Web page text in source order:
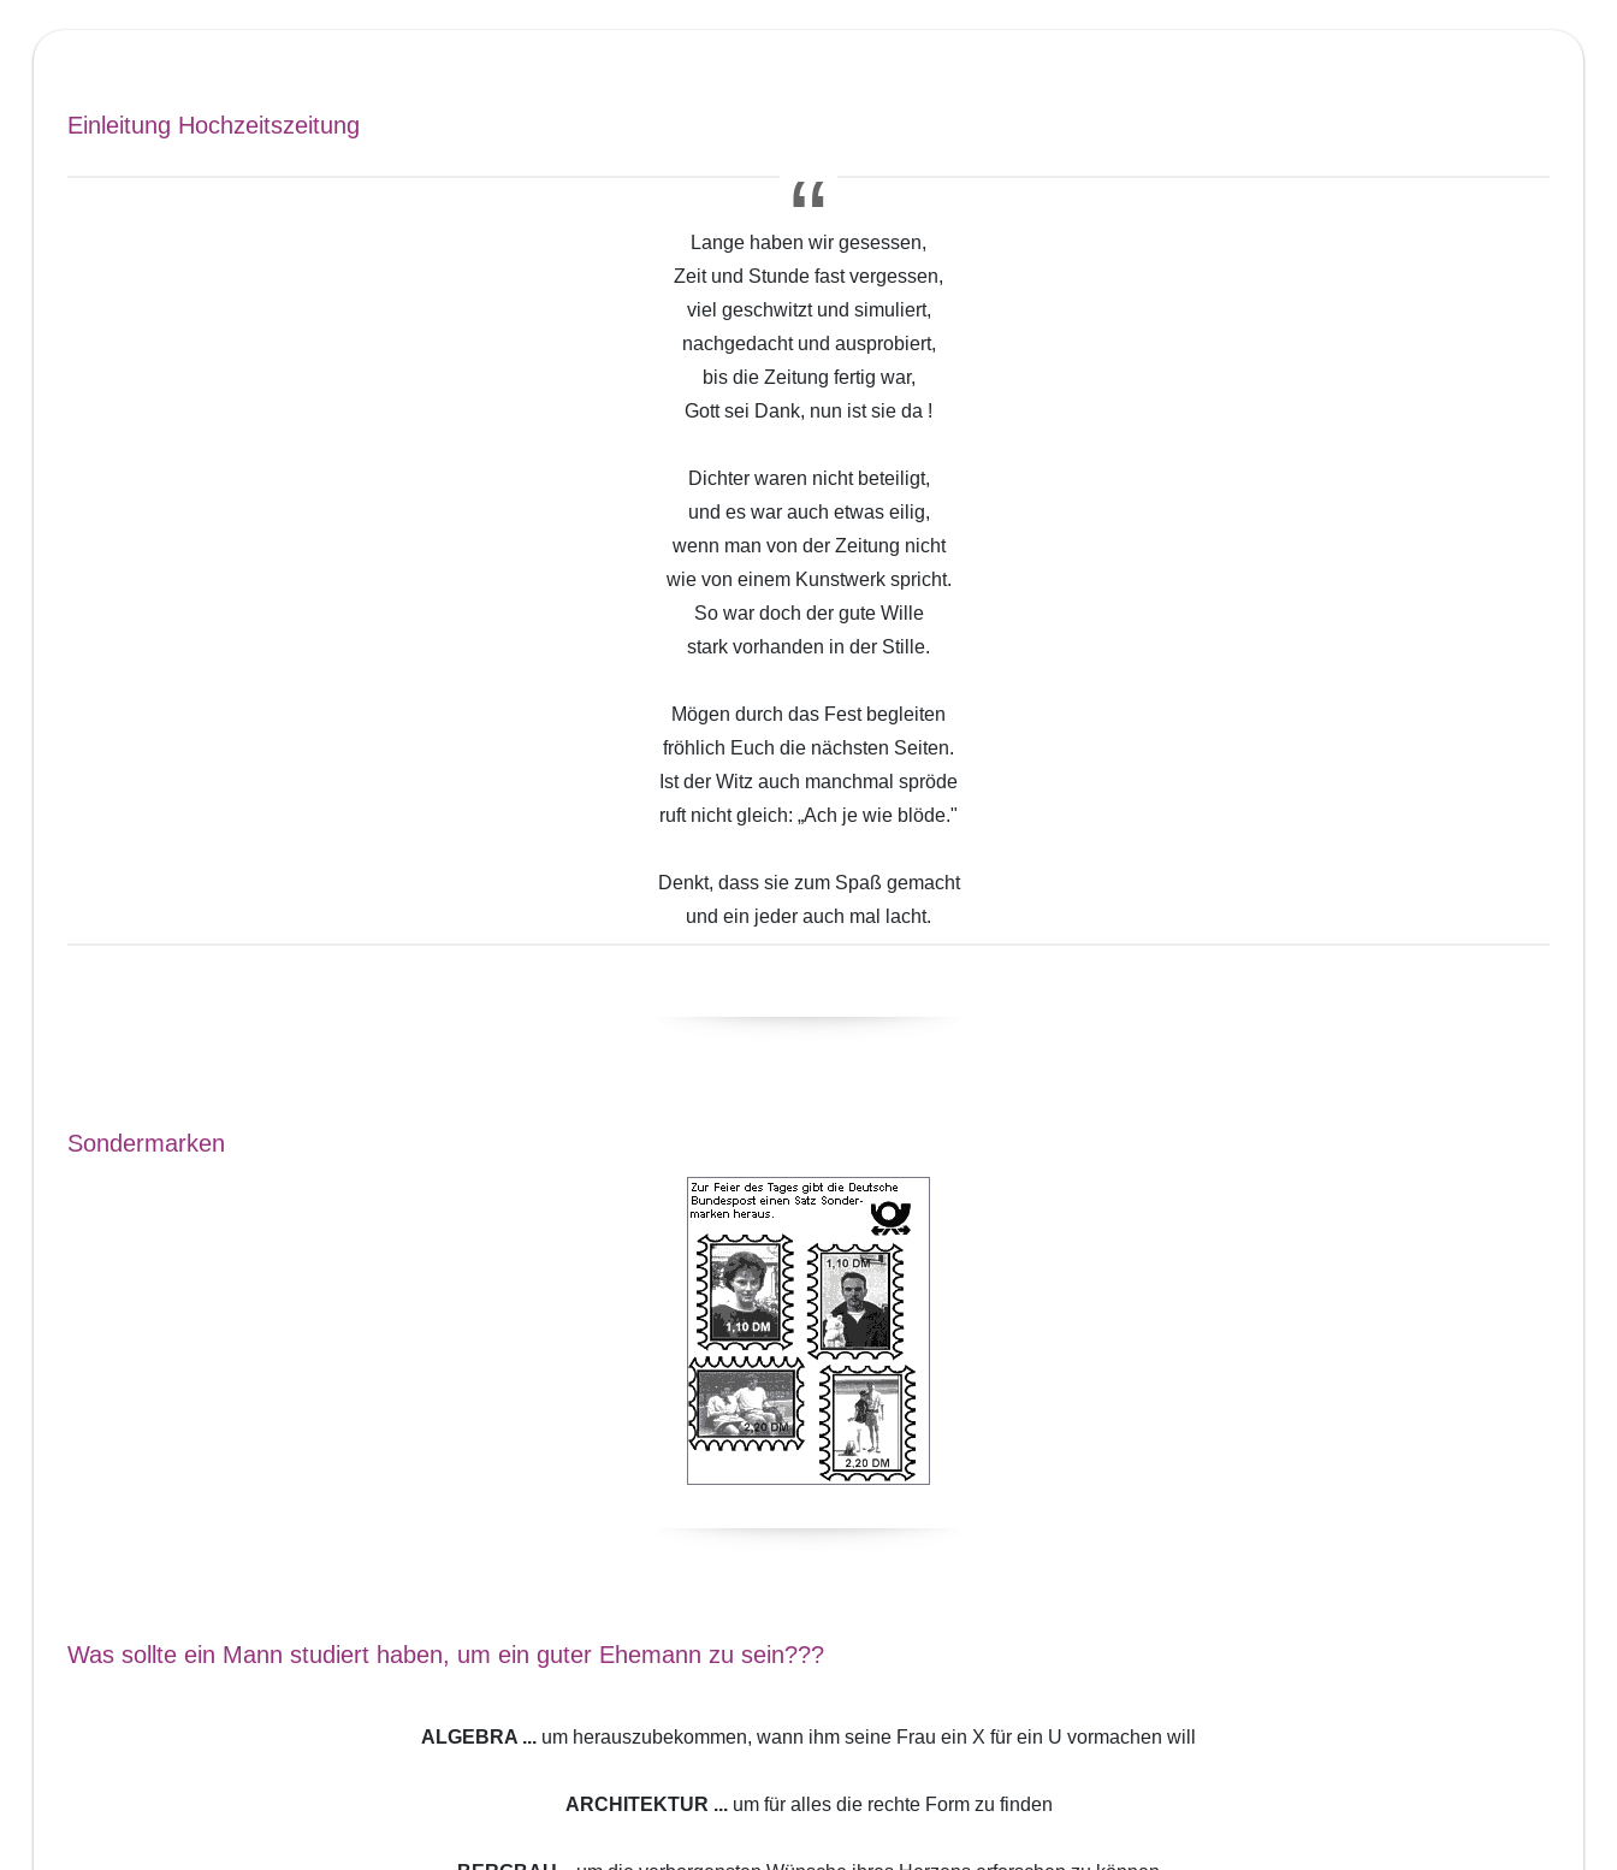
Einleitung Hochzeitszeitung
Lange haben wir gesessen,
Zeit und Stunde fast vergessen,
viel geschwitzt und simuliert,
nachgedacht und ausprobiert,
bis die Zeitung fertig war,
Gott sei Dank, nun ist sie da !
Dichter waren nicht beteiligt,
und es war auch etwas eilig,
wenn man von der Zeitung nicht
wie von einem Kunstwerk spricht.
So war doch der gute Wille
stark vorhanden in der Stille.
Mögen durch das Fest begleiten
fröhlich Euch die nächsten Seiten.
Ist der Witz auch manchmal spröde
ruft nicht gleich: „Ach je wie blöde."
Denkt, dass sie zum Spaß gemacht
und ein jeder auch mal lacht.
Sondermarken
Was sollte ein Mann studiert haben, um ein guter Ehemann zu sein???
ALGEBRA ... um herauszubekommen, wann ihm seine Frau ein X für ein U vormachen will
ARCHITEKTUR ...um für alles die rechte Form zu finden